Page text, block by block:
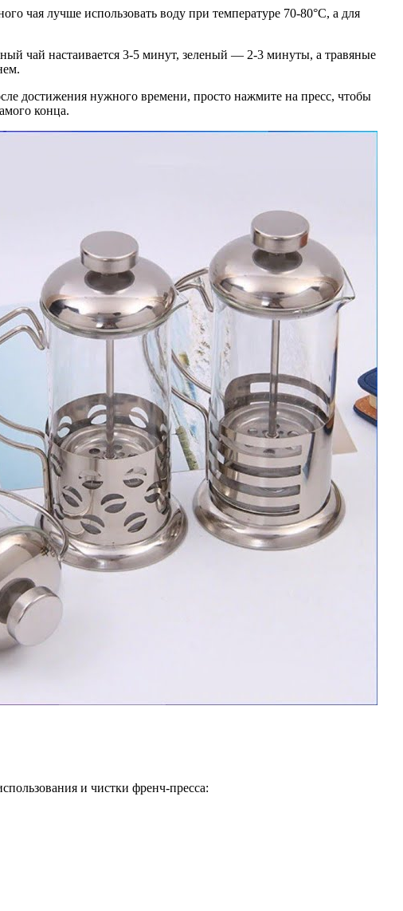
чая лучше использовать воду при температуре 70-80°C, а для
чай настаивается 3-5 минут, зеленый — 2-3 минуты, а травяные
достижения нужного времени, просто нажмите на пресс, чтобы
конца.
и чистки френч-пресса: